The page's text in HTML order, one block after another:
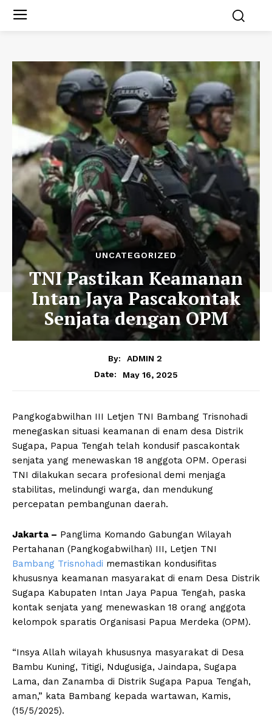
UNCATEGORIZED
TNI Pastikan Keamanan
Intan Jaya Pascakontak
Senjata dengan OPM
By:
ADMIN 2
Date:
May 16, 2025
Pangkogabwilhan III Letjen TNI Bambang Trisnohadi
menegaskan situasi keamanan di enam desa Distrik
Sugapa, Papua Tengah telah kondusif pascakontak
senjata yang menewaskan 18 anggota OPM. Operasi
TNI dilakukan secara profesional demi menjaga
stabilitas, melindungi warga, dan mendukung
percepatan pembangunan daerah.
Jakarta – Panglima Komando Gabungan Wilayah
Pertahanan (Pangkogabwilhan) III, Letjen TNI
Bambang Trisnohadi memastikan kondusifitas
khususnya keamanan masyarakat di enam Desa Distrik
Sugapa Kabupaten Intan Jaya Papua Tengah, paska
kontak senjata yang menewaskan 18 orang anggota
kelompok sparatis Organisasi Papua Merdeka (OPM).
“Insya Allah wilayah khususnya masyarakat di Desa
Bambu Kuning, Titigi, Ndugusiga, Jaindapa, Sugapa
Lama, dan Zanamba di Distrik Sugapa Papua Tengah,
aman,” kata Bambang kepada wartawan, Kamis,
(15/5/2025).